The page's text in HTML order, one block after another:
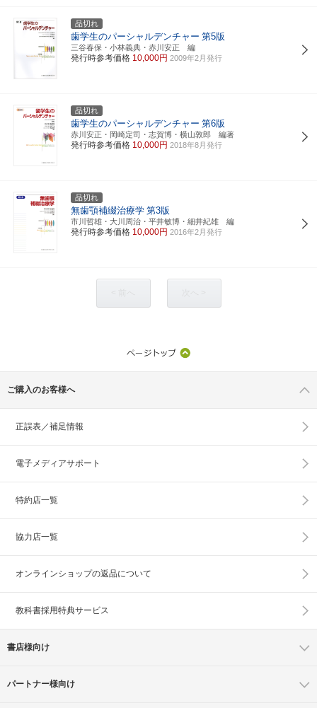
品切れ
歯学生のパーシャルデンチャー 第5版
三谷春保・小林義典・赤川安正 編
発行時参考価格 10,000円 2009年2月発行
品切れ
歯学生のパーシャルデンチャー 第6版
赤川安正・岡崎定司・志賀博・横山敦郎 編著
発行時参考価格 10,000円 2018年8月発行
品切れ
無歯顎補綴治療学 第3版
市川哲雄・大川周治・平井敏博・細井紀雄 編
発行時参考価格 10,000円 2016年2月発行
ご購入のお客様へ
正誤表／補足情報
電子メディアサポート
特約店一覧
協力店一覧
オンラインショップの返品について
教科書採用特典サービス
書店様向け
パートナー様向け